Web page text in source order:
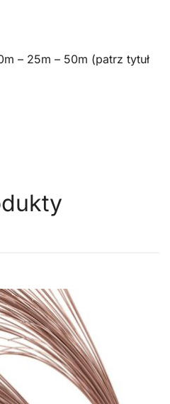
– 25m – 50m (patrz tytuł